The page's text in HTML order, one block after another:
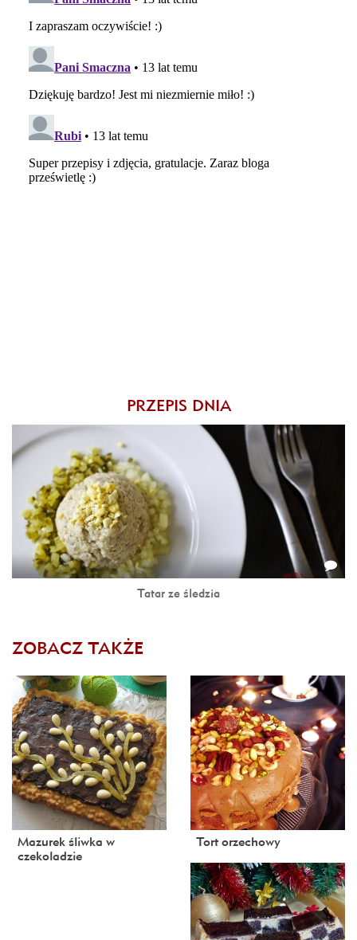
PRZEPIS DNIA
Tatar ze śledzia
ZOBACZ TAKŻE
Mazurek śliwka w
czekoladzie
Tort orzechowy